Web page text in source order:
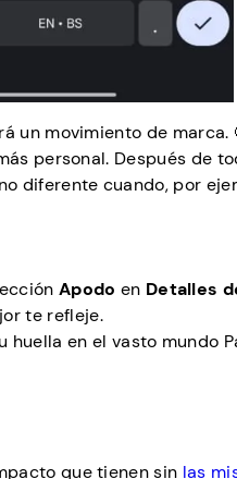
un movimiento de
personal. Después de
diferente cuando, por
Apodo en Detalles
te refleje.
huella en el vasto mundo
que tienen sin las